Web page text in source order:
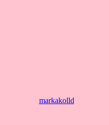
markakolld